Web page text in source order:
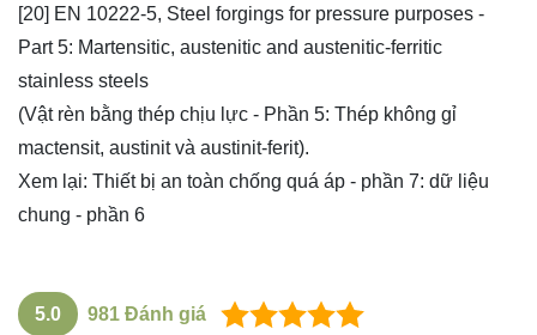
[20] EN 10222-5, Steel forgings for pressure purposes -
Part 5: Martensitic, austenitic and austenitic-ferritic
stainless steels
(Vật rèn bằng thép chịu lực - Phần 5: Thép không gỉ
mactensit, austinit và austinit-ferit).
Xem lại: Thiết bị an toàn chống quá áp - phần 7: dữ liệu
chung - phần 6
5.0 981 Đánh giá